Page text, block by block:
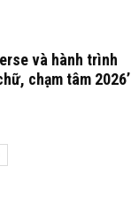
và hành trình
chạm tâm 2026’